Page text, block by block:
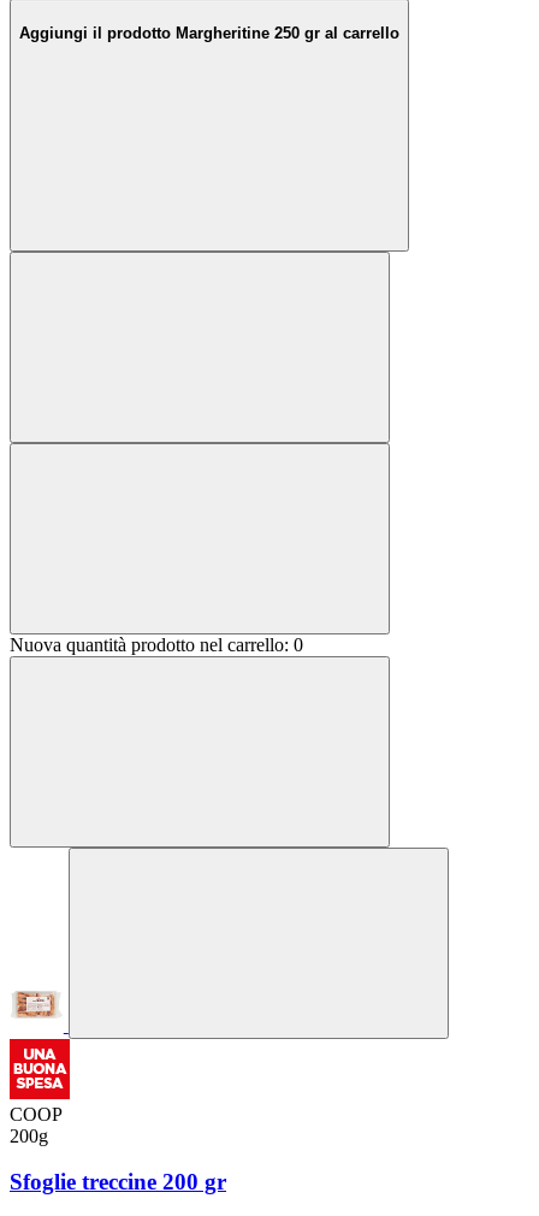
Aggiungi il prodotto Margheritine 250 gr al carrello
Nuova quantità prodotto nel carrello: 0
COOP
200g
Sfoglie treccine 200 gr